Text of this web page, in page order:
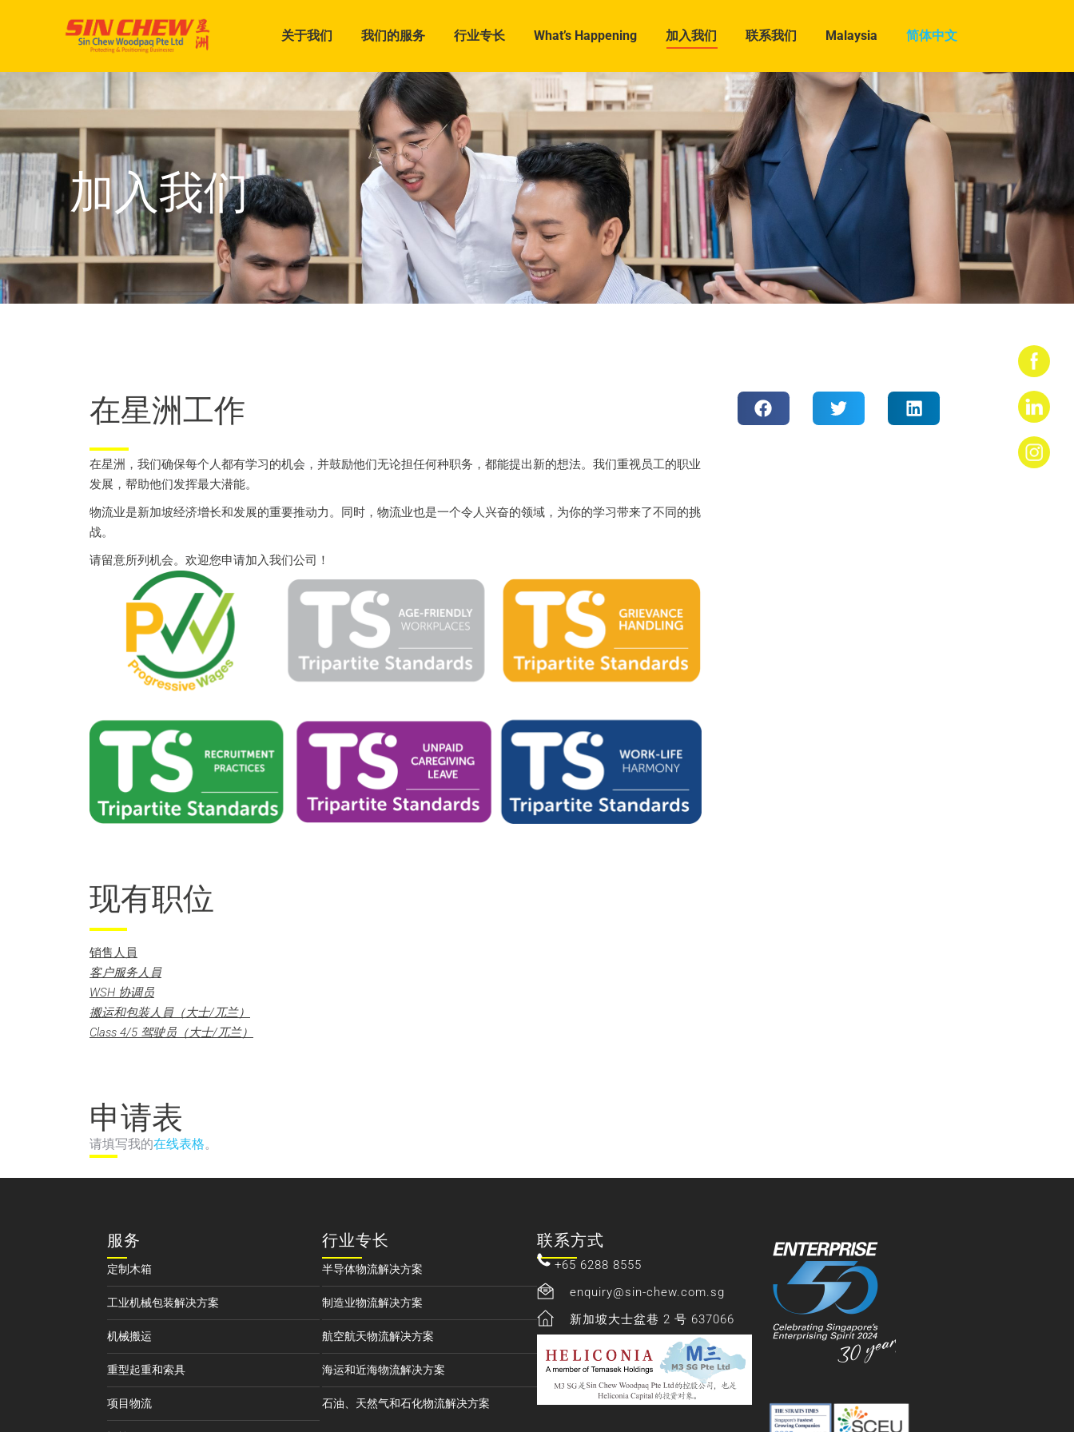
关于我们 我们的服务 行业专长 What’s Happening 加入我们 联系我们 Malaysia 简体中文
加入我们
在星洲工作
在星洲，我们确保每个人都有学习的机会，并鼓励他们无论担任何种职务，都能提出新的想法。我们重视员工的职业
发展，帮助他们发挥最大潜能。
物流业是新加坡经济增长和发展的重要推动力。同时，物流业也是一个令人兴奋的领域，为你的学习带来了不同的挑
战。
请留意所列机会。欢迎您申请加入我们公司！
现有职位
销售人員
客户服务人員
WSH 协调员
搬运和包装人員（大士/兀兰）
Class 4/5 驾驶员（大士/兀兰）
申请表
请填写我的在线表格。
服务
定制木箱
工业机械包装解决方案
机械搬运
重型起重和索具
项目物流
行业专长
半导体物流解决方案
制造业物流解决方案
航空航天物流解决方案
海运和近海物流解决方案
石油、天然气和石化物流解决方案
联系方式
+65 6288 8555
enquiry@sin-chew.com.sg
新加坡大士盆巷 2 号 637066